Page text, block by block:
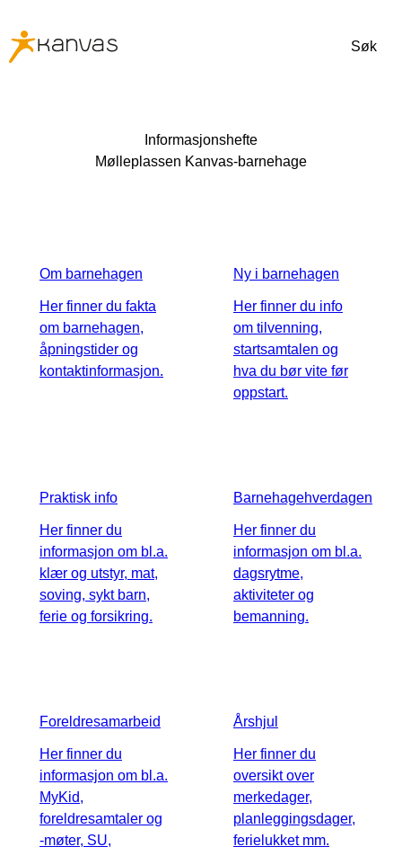
Søk
Informasjonshefte
Mølleplassen Kanvas-barnehage
Om barnehagen
Her finner du fakta
om barnehagen,
åpningstider og
kontaktinformasjon.
Ny i barnehagen
Her finner du info
om tilvenning,
startsamtalen og
hva du bør vite før
oppstart.
Praktisk info
Her finner du
informasjon om bl.a.
klær og utstyr, mat,
soving, sykt barn,
ferie og forsikring.
Barnehagehverdagen
Her finner du
informasjon om bl.a.
dagsrytme,
aktiviteter og
bemanning.
Foreldresamarbeid
Her finner du
informasjon om bl.a.
MyKid,
foreldresamtaler og
-møter, SU,
Årshjul
Her finner du
oversikt over
merkedager,
planleggingsdager,
ferielukket mm.